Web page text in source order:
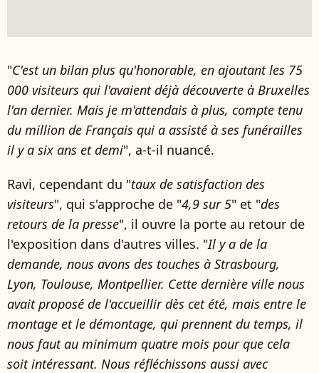
"C'est un bilan plus qu'honorable, en ajoutant les 75
000 visiteurs qui l'avaient déjà découverte à Bruxelles
l'an dernier. Mais je m'attendais à plus, compte tenu
du million de Français qui a assisté à ses funérailles
il y a six ans et demi", a-t-il nuancé.
Ravi, cependant du "taux de satisfaction des
visiteurs", qui s'approche de "4,9 sur 5" et "des
retours de la presse", il ouvre la porte au retour de
l'exposition dans d'autres villes. "Il y a de la
demande, nous avons des touches à Strasbourg,
Lyon, Toulouse, Montpellier. Cette dernière ville nous
avait proposé de l'accueillir dès cet été, mais entre le
montage et le démontage, qui prennent du temps, il
nous faut au minimum quatre mois pour que cela
soit intéressant. Nous réfléchissons aussi avec